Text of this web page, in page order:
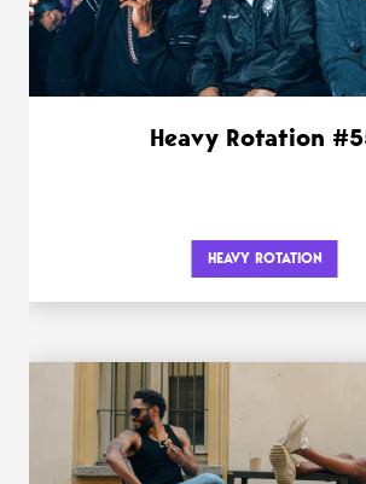
Heavy Rotation
HEAVY ROTATION